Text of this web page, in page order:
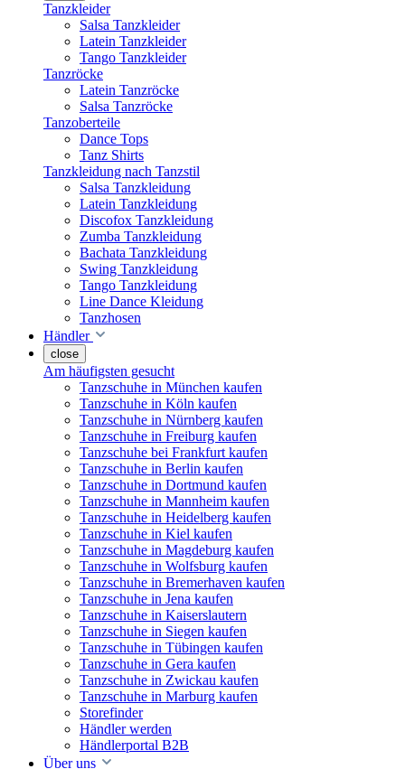
Tanzkleider
Salsa Tanzkleider
Latein Tanzkleider
Tango Tanzkleider
Tanzröcke
Latein Tanzröcke
Salsa Tanzröcke
Tanzoberteile
Dance Tops
Tanz Shirts
Tanzkleidung nach Tanzstil
Salsa Tanzkleidung
Latein Tanzkleidung
Discofox Tanzkleidung
Zumba Tanzkleidung
Bachata Tanzkleidung
Swing Tanzkleidung
Tango Tanzkleidung
Line Dance Kleidung
Tanzhosen
Händler
close
Am häufigsten gesucht
Tanzschuhe in München kaufen
Tanzschuhe in Köln kaufen
Tanzschuhe in Nürnberg kaufen
Tanzschuhe in Freiburg kaufen
Tanzschuhe bei Frankfurt kaufen
Tanzschuhe in Berlin kaufen
Tanzschuhe in Dortmund kaufen
Tanzschuhe in Mannheim kaufen
Tanzschuhe in Heidelberg kaufen
Tanzschuhe in Kiel kaufen
Tanzschuhe in Magdeburg kaufen
Tanzschuhe in Wolfsburg kaufen
Tanzschuhe in Bremerhaven kaufen
Tanzschuhe in Jena kaufen
Tanzschuhe in Kaiserslautern
Tanzschuhe in Siegen kaufen
Tanzschuhe in Tübingen kaufen
Tanzschuhe in Gera kaufen
Tanzschuhe in Zwickau kaufen
Tanzschuhe in Marburg kaufen
Storefinder
Händler werden
Händlerportal B2B
Über uns